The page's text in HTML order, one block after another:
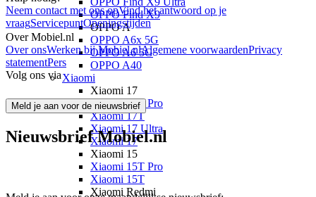
OPPO Find X9
OPPO A
OPPO A6x 5G
OPPO A6 5G
OPPO A40
Xiaomi
Xiaomi 17
Xiaomi 17T Pro
Xiaomi 17T
Xiaomi 17 Ultra
Xiaomi 17
Xiaomi 15
Xiaomi 15T Pro
Xiaomi 15T
Xiaomi Redmi
Neem contact met ons opVind het antwoord op je
vraagServicepuntOpeningstijden
Over Mobiel.nl
Over onsWerken bij Mobiel.nlAlgemene voorwaardenPrivacy
statementPers
Volg ons via
Meld je aan voor de nieuwsbrief
Nieuwsbrief Mobiel.nl